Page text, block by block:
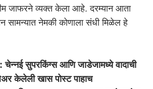
जाफरने व्यक्त केला आहे. दरम्यान आता
सामन्यात नेमकी कोणाला संधी मिळेल हे
सुपरकिंग्स आणि जाडेजामध्ये वादाची
केलेली खास पोस्ट पाहाच